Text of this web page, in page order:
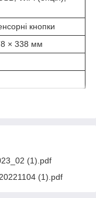
кнопки
× 338 мм
(1).pdf
(1).pdf